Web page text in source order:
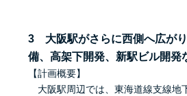
3 大阪駅がさらに西側へ広が
備、高架下開発、新駅ビル開発
【計画概要】
大阪駅周辺では、東海道線支線地